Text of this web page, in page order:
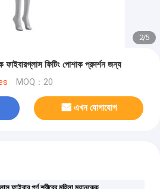
2/5
ফাইবারগ্লাস ফিটিং পোশাক প্রদর্শন জন্য
MOQ：20
এখন যোগাযোগ
,